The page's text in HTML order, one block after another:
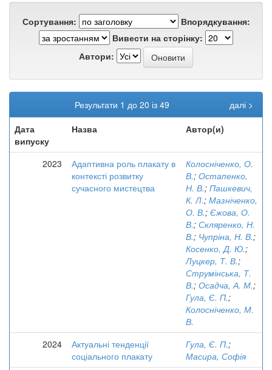
Сортування:
Впорядкування:
Вивести на сторінку:
Автори:
Результати 1 до 20 із 49
далі >
Дата
випуску
Назва Автор(и)
2023
Адаптивна роль плакату в
контексті розвитку
сучасного мистецтва
Колосніченко, О.
В.; Остапенко,
Н. В.; Пашкевич,
К. Л.; Мазніченко,
О. В.; Єжова, О.
В.; Скляренко, Н.
В.; Чупріна, Н. В.;
Косенко, Д. Ю.;
Луцкер, Т. В.;
Струмінська, Т.
В.; Осадча, А. М.;
Гула, Є. П.;
Колосніченко, М.
В.
2024
Актуальні тенденції
соціального плакату
Гула, Є. П.;
Масира, Софія